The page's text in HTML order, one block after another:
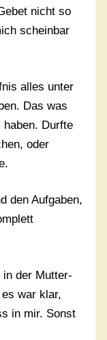
nicht so
scheinbar
alles unter
Das was
Durfte
oder
den Aufgaben,
in der Mutter-
war klar,
in mir. Sonst